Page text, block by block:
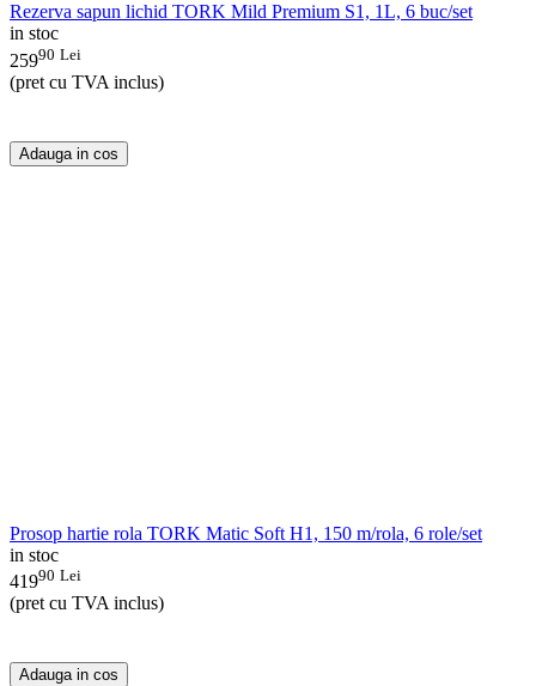
Rezerva sapun lichid TORK Mild Premium S1, 1L, 6 buc/set
in stoc
25990 Lei
(pret cu TVA inclus)
Adauga in cos
Prosop hartie rola TORK Matic Soft H1, 150 m/rola, 6 role/set
in stoc
41990 Lei
(pret cu TVA inclus)
Adauga in cos